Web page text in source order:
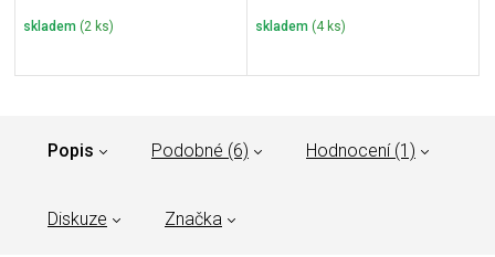
skladem (2 ks) skladem (4 ks)
Popis Podobné (6) Hodnocení (1)
Diskuze Značka